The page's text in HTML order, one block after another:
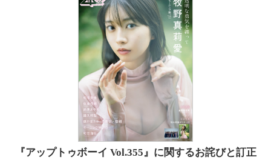
『アップトゥボーイ Vol.355』に関するお詫びと訂正